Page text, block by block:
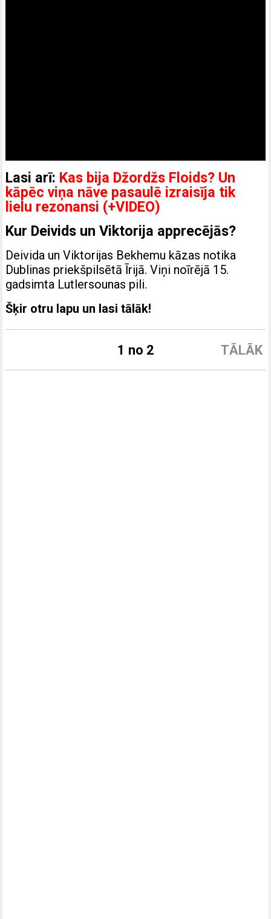
Lasi arī: Kas bija Džordžs Floids? Un
kāpēc viņa nāve pasaulē izraisīja tik
lielu rezonansi (+VIDEO)
Kur Deivids un Viktorija apprecējās?
Deivida un Viktorijas Bekhemu kāzas notika
Dublinas priekšpilsētā Īrijā. Viņi noīrējā 15.
gadsimta Lutlersounas pili.
Šķir otru lapu un lasi tālāk!
TĀLĀK
1 no 2